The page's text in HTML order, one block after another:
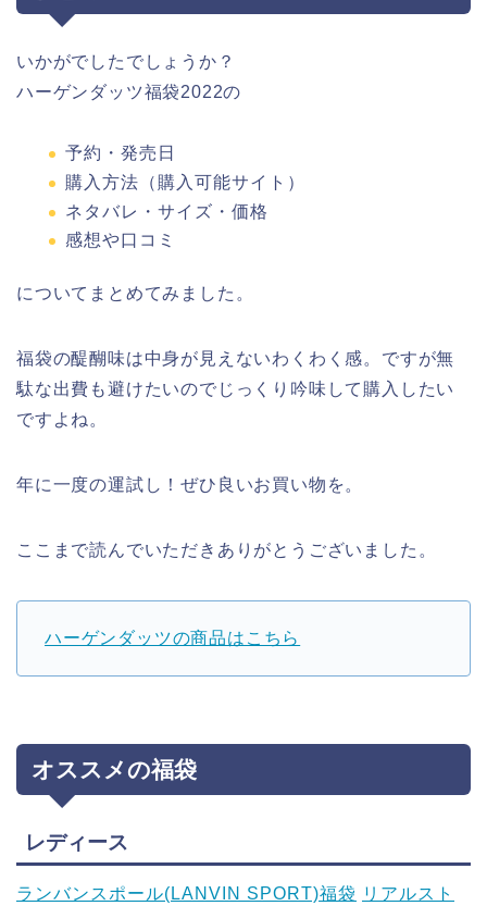
いかがでしたでしょうか？
ハーゲンダッツ福袋2022の
予約・発売日
購入方法（購入可能サイト）
ネタバレ・サイズ・価格
感想や口コミ
についてまとめてみました。
福袋の醍醐味は中身が見えないわくわく感。ですが無
駄な出費も避けたいのでじっくり吟味して購入したい
ですよね。
年に一度の運試し！ぜひ良いお買い物を。
ここまで読んでいただきありがとうございました。
ハーゲンダッツの商品はこちら
オススメの福袋
レディース
ランバンスポール(LANVIN SPORT)福袋 リアルスト